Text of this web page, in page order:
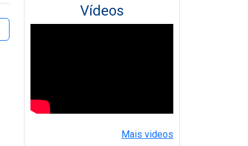
Vídeos
Mais videos